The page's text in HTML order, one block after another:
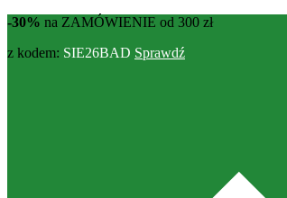
-30% na ZAMÓWIENIE od 300 zł
z kodem: SIE26BAD Sprawdź